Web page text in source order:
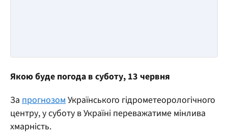
Якою буде погода в суботу, 13 червня
За прогнозомУкраїнського гідрометеорологічного
центру, у суботу в Україні переважатиме мінлива
хмарність.